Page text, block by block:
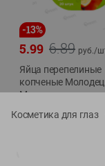
-13%
6.89
5.99 руб./
Яйца перепелиные
копченые
Местное
Косметика для глаз